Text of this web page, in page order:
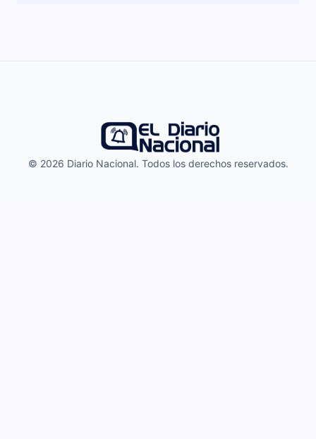
© 2026 Diario Nacional. Todos los derechos reservados.